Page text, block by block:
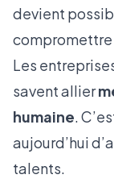
devient
Les
savent allier
humaine.
aujourd’hui
talents.